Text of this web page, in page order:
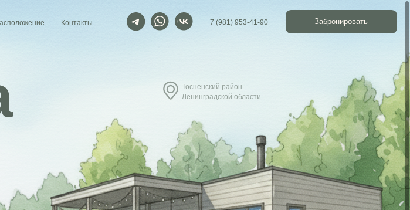
Контакты + 7 (981) 953-41-90 Забронировать
Ленинградской области